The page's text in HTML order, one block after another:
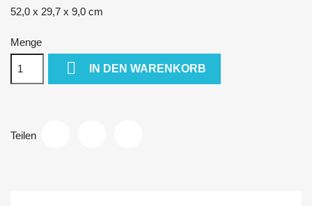
52,0 x 29,7 x 9,0 cm
Menge
 IN DEN WARENKORB
Teilen